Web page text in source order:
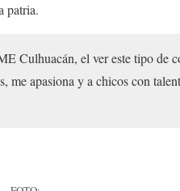
patria.
Culhuacán, el ver este tipo de
apasiona y a chicos con